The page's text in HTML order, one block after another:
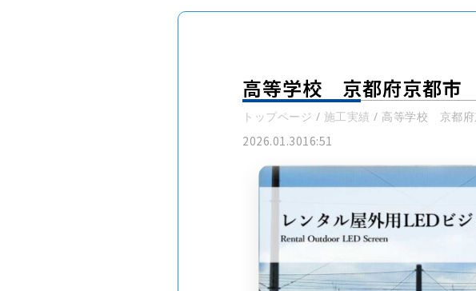
高等学校 京都府京都市
トップページ / 施工実績 / 高等学校 京都府
2026.01.3016:51